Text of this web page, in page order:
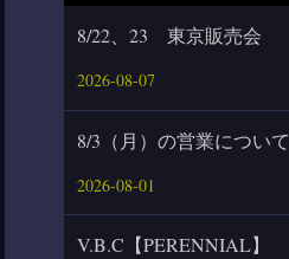
8/22、23 東京販売会
2026-08-07
8/3（月）の営業について
2026-08-01
V.B.C【PERENNIAL】